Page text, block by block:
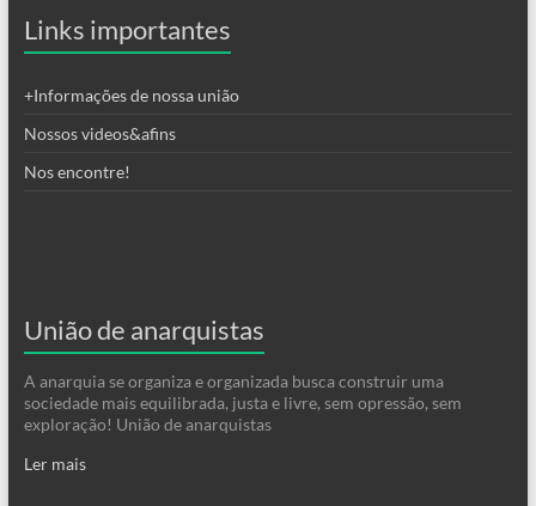
Links importantes
+Informações de nossa união
Nossos videos&afins
Nos encontre!
União de anarquistas
A anarquia se organiza e organizada busca construir uma
sociedade mais equilibrada, justa e livre, sem opressão, sem
exploração! União de anarquistas
Ler mais